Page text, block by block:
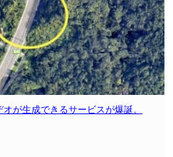
が生成できるサービスが爆誕。